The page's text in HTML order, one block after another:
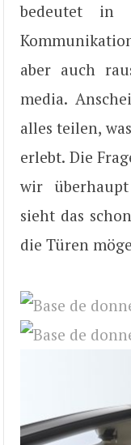
bedeutet in
aber auch
media.
alles teilen,
erlebt. Die
wir
sieht das
die Türen